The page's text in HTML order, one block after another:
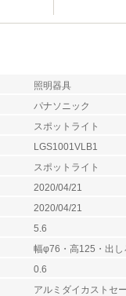
照明器具
パナソニック
スポットライト
LGS1001VLB1
スポットライト
2020/04/21
2020/04/21
5.6
幅φ76・高125・出し
0.6
アルミダイカストセ